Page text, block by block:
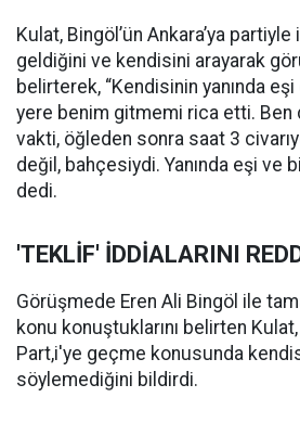
Kulat, Bingöl’ün Ankara’ya
geldiğini ve kendisini arayarak
belirterek, “Kendisinin yanında
yere benim gitmemi rica etti. Ben
vakti, öğleden sonra saat 3
değil, bahçesiydi. Yanında eşi ve
dedi.
'TEKLİF' İDDİALARINI
Görüşmede Eren Ali Bingöl ile
konu konuştuklarını belirten Kulat,
Part,i'ye geçme konusunda
söylemediğini bildirdi.